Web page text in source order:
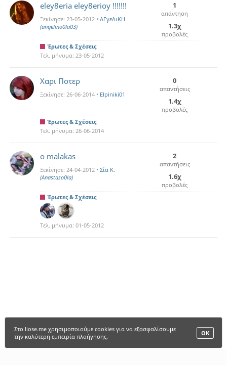
eley8eria eley8erioy !!!!!!!
Ξεκίνησε: 23-05-2012 • ΑΓγεΛιΚΗ
(angelino0la03)
1
απάντηση
1.3χ
προβολές
Έρωτες & Σχέσεις
Τελ. μήνυμα: 23-05-2012
Χαρι Ποτερ
Ξεκίνησε: 26-06-2014 • Elpiniki01
0
απαντήσεις
1.4χ
προβολές
Έρωτες & Σχέσεις
Τελ. μήνυμα: 26-06-2014
o malakas
Ξεκίνησε: 24-04-2012 • Σία Κ.
(Anastaso0la)
2
απαντήσεις
1.6χ
προβολές
Έρωτες & Σχέσεις
Τελ. μήνυμα: 01-05-2012
ΟΚ
Στο liose.me χρησιμοποιούμε cookies για να εξασφαλίσουμε
την καλύτερη εμπειρία πλοήγησης.